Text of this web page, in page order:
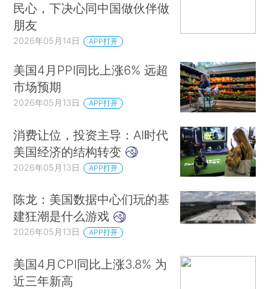
民心，下决心同中国做伙伴做
朋友
2026年05月14日 APP打开
美国4月PPI同比上涨6% 远超
市场预期
2026年05月13日 APP打开
消费让位，投资主导：AI时代
美国经济的结构转变
2026年05月13日 APP打开
陈龙：美国数据中心们玩的基
建狂潮是什么游戏
2026年05月13日 APP打开
美国4月CPI同比上涨3.8% 为
近三年新高